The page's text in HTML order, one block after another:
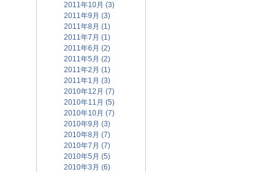
2011年10月 (3)
2011年9月 (3)
2011年8月 (1)
2011年7月 (1)
2011年6月 (2)
2011年5月 (2)
2011年2月 (1)
2011年1月 (3)
2010年12月 (7)
2010年11月 (5)
2010年10月 (7)
2010年9月 (3)
2010年8月 (7)
2010年7月 (7)
2010年5月 (5)
2010年3月 (6)